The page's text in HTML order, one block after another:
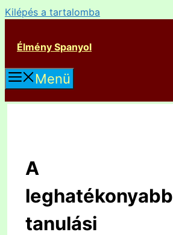
Kilépés a tartalomba
Élmény Spanyol
Menü
A
leghatékonyabb
tanulási